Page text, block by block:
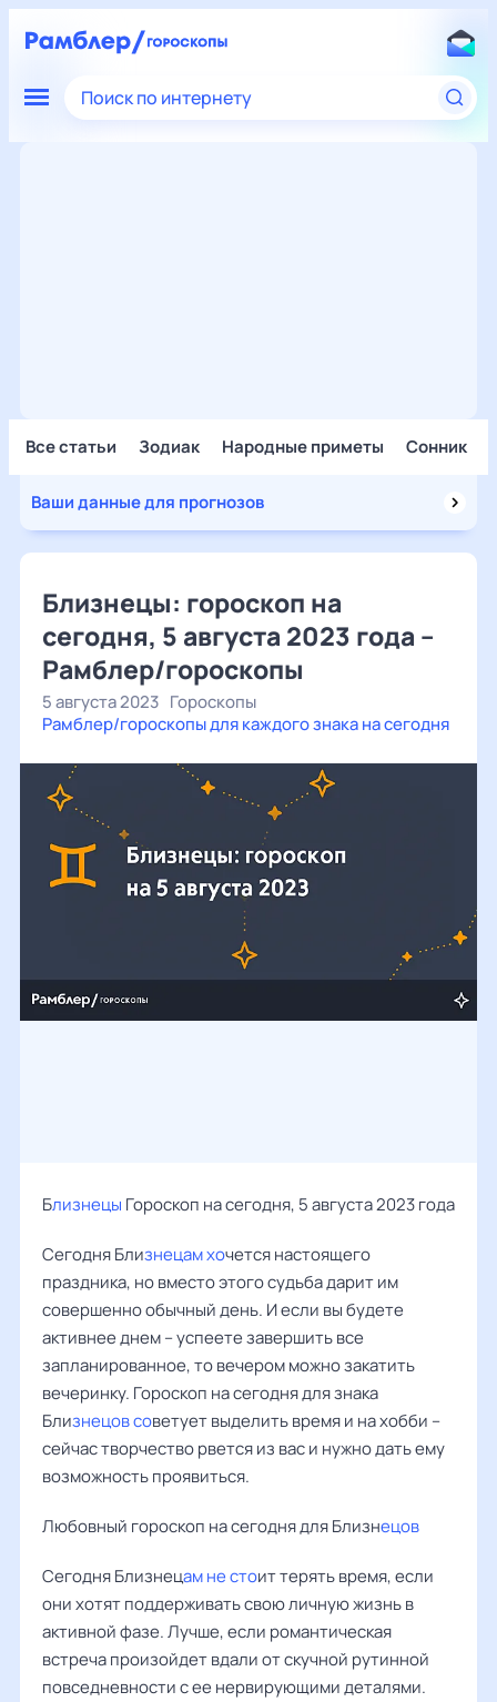
Поиск по интернету
Все статьи Зодиак Народные приметы Сонник
Ваши данные для прогнозов
Близнецы: гороскоп на
сегодня, 5 августа 2023 года –
Рамблер/гороскопы
5 августа 2023 Гороскопы
Рамблер/гороскопы для каждого знака на сегодня
Близнецы Гороскоп на сегодня, 5 августа 2023 года
Сегодня Близнецам хочется настоящего
праздника, но вместо этого судьба дарит им
совершенно обычный день. И если вы будете
активнее днем – успеете завершить все
запланированное, то вечером можно закатить
вечеринку. Гороскоп на сегодня для знака
Близнецов советует выделить время и на хобби –
сейчас творчество рвется из вас и нужно дать ему
возможность проявиться.
Любовный гороскоп на сегодня для Близнецов
Сегодня Близнецам не стоит терять время, если
они хотят поддерживать свою личную жизнь в
активной фазе. Лучше, если романтическая
встреча произойдет вдали от скучной рутинной
повседневности с ее нервирующими деталями.